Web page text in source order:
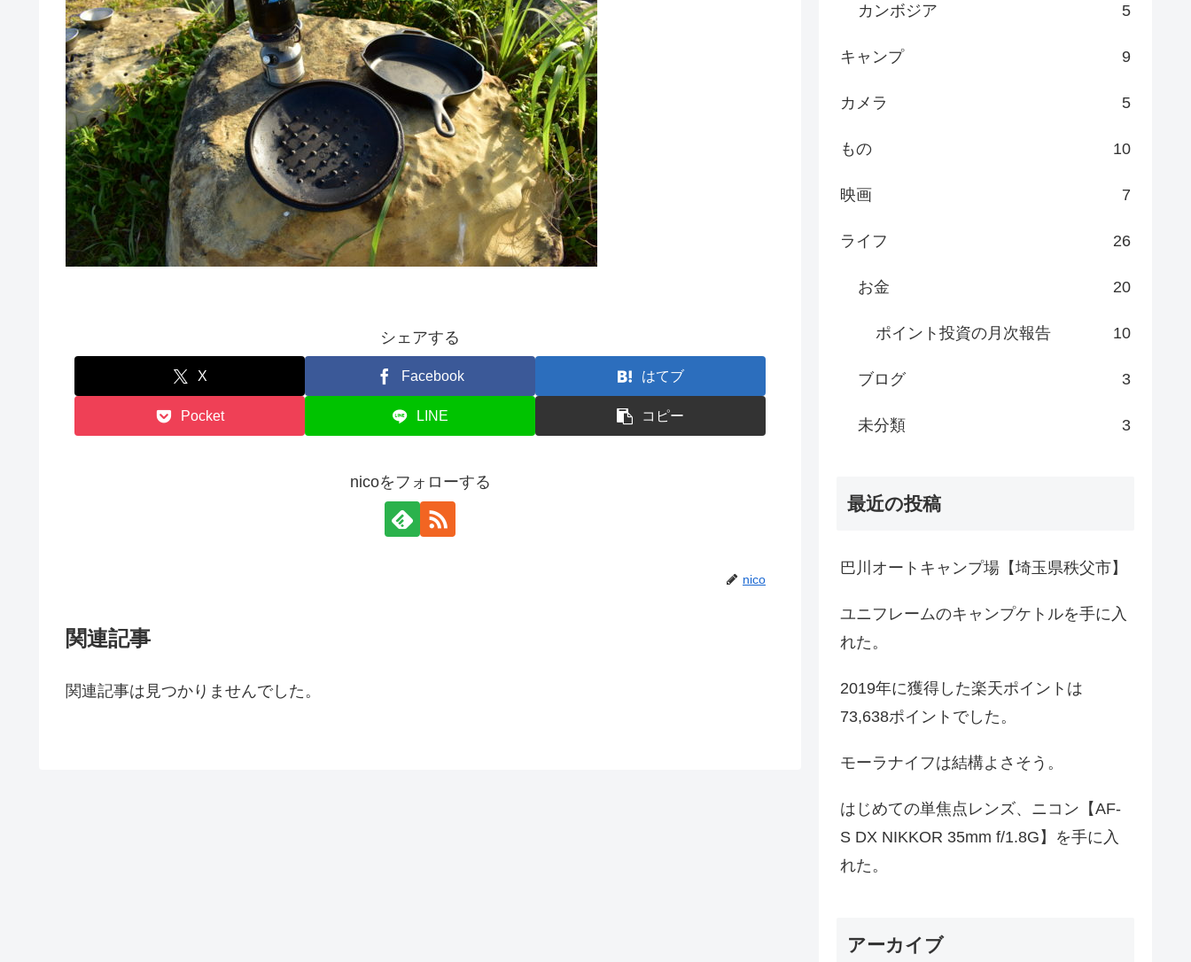
シェアする
X Facebook はてブ
Pocket LINE コピー
nicoをフォローする
nico
関連記事
関連記事は見つかりませんでした。
カンボジア 5
キャンプ 9
カメラ 5
もの 10
映画 7
ライフ 26
お金 20
ポイント投資の月次報告 10
ブログ 3
未分類 3
最近の投稿
巴川オートキャンプ場【埼玉県秩父市】
ユニフレームのキャンプケトルを手に入
れた。
2019年に獲得した楽天ポイントは
73,638ポイントでした。
モーラナイフは結構よさそう。
はじめての単焦点レンズ、ニコン【AF-
S DX NIKKOR 35mm f/1.8G】を手に入
れた。
アーカイブ